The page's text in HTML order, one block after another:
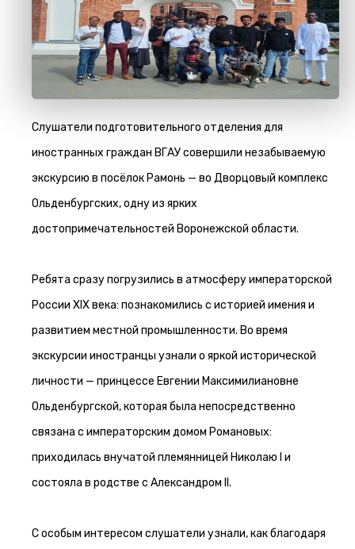
Слушатели подготовительного отделения для
иностранных граждан ВГАУ совершили незабываемую
экскурсию в посёлок Рамонь — во Дворцовый комплекс
Ольденбургских, одну из ярких
достопримечательностей Воронежской области.
Ребята сразу погрузились в атмосферу императорской
России XIX века: познакомились с историей имения и
развитием местной промышленности. Во время
экскурсии иностранцы узнали о яркой исторической
личности — принцессе Евгении Максимилиановне
Ольденбургской, которая была непосредственно
связана с императорским домом Романовых:
приходилась внучатой племянницей Николаю I и
состояла в родстве с Александром II.
С особым интересом слушатели узнали, как благодаря